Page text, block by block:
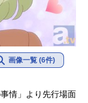
画像一覧 (6件)
情」より先行場面